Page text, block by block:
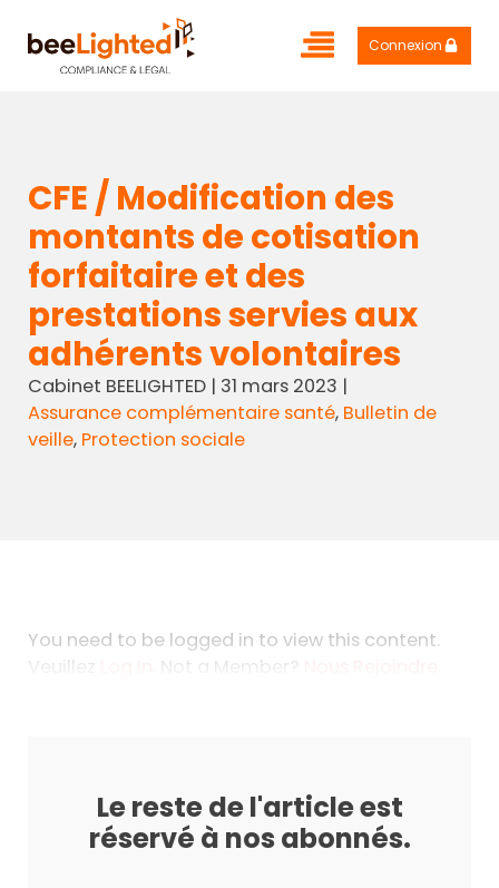
Connexion
CFE / Modification des
montants de cotisation
forfaitaire et des
prestations servies aux
adhérents volontaires
Cabinet BEELIGHTED| 31 mars 2023 |
Assurance complémentaire santé, Bulletin de
veille, Protection sociale
You need to be logged in to view this content.
Veuillez
. Not a Member?
Le reste de l'article est
réservé à nos abonnés.